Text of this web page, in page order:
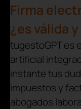
Firma
¿es válida
tugestoGPT es
artificial
instante tus
impuestos y
abogados